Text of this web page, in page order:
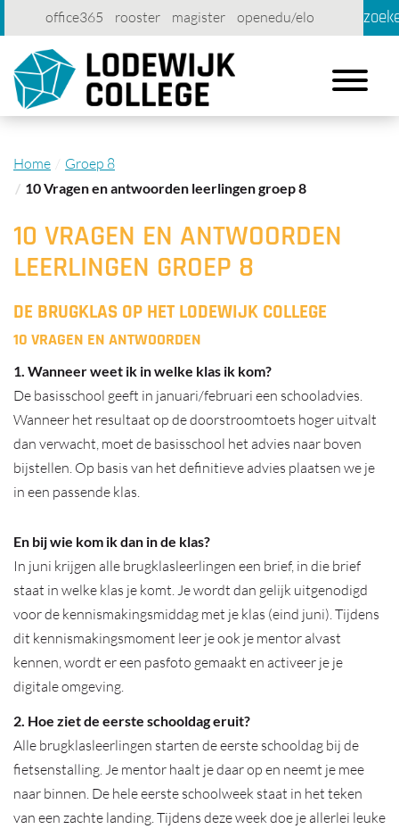
office365 rooster magister
openedu/elo
account
contact printen
Toggle
Home Groep 8
10 Vragen en antwoorden leerlingen groep 8
10 VRAGEN EN ANTWOORDEN
LEERLINGEN GROEP 8
DE BRUGKLAS OP HET LODEWIJK COLLEGE
10 VRAGEN EN ANTWOORDEN
1. Wanneer weet ik in welke klas ik kom?
De basisschool geeft in januari/februari een schooladvies.
Wanneer het resultaat op de doorstroomtoets hoger uitvalt
dan verwacht, moet de basisschool het advies naar boven
bijstellen. Op basis van het definitieve advies plaatsen we je
in een passende klas.
En bij wie kom ik dan in de klas?
In juni krijgen alle brugklasleerlingen een brief, in die brief
staat in welke klas je komt. Je wordt dan gelijk uitgenodigd
voor de kennismakingsmiddag met je klas (eind juni). Tijdens
dit kennismakingsmoment leer je ook je mentor alvast
kennen, wordt er een pasfoto gemaakt en activeer je je
digitale omgeving.
2. Hoe ziet de eerste schooldag eruit?
Alle brugklasleerlingen starten de eerste schooldag bij de
fietsenstalling. Je mentor haalt je daar op en neemt je mee
naar binnen. De hele eerste schoolweek staat in het teken
van een zachte landing. Tijdens deze week doe je allerlei leuke